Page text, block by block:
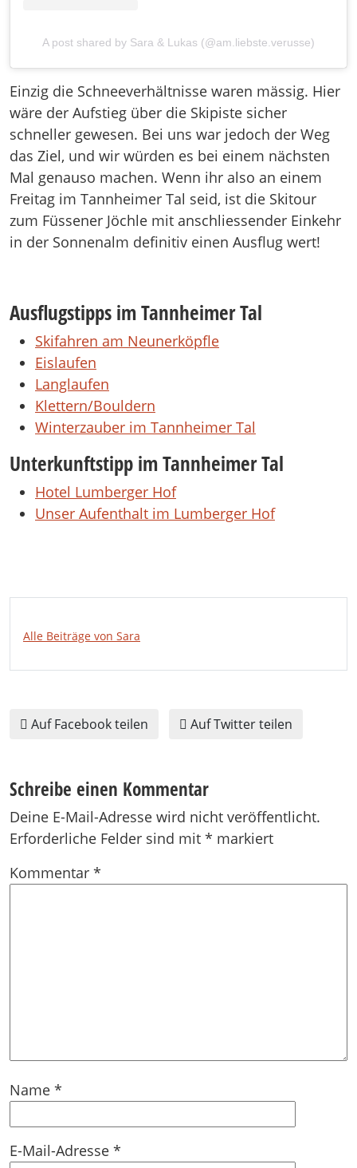
A post shared by Sara & Lukas (@am.liebste.verusse)
Einzig die Schneeverhältnisse waren mässig. Hier
wäre der Aufstieg über die Skipiste sicher
schneller gewesen. Bei uns war jedoch der Weg
das Ziel, und wir würden es bei einem nächsten
Mal genauso machen. Wenn ihr also an einem
Freitag im Tannheimer Tal seid, ist die Skitour
zum Füssener Jöchle mit anschliessender Einkehr
in der Sonnenalm definitiv einen Ausflug wert!
Ausflugstipps im Tannheimer Tal
Skifahren am Neunerköpfle
Eislaufen
Langlaufen
Klettern/Bouldern
Winterzauber im Tannheimer Tal
Unterkunftstipp im Tannheimer Tal
Hotel Lumberger Hof
Unser Aufenthalt im Lumberger Hof
Alle Beiträge von Sara
Auf Facebook teilen Auf Twitter teilen
Schreibe einen Kommentar
Deine E-Mail-Adresse wird nicht veröffentlicht.
Erforderliche Felder sind mit * markiert
Kommentar *
Name *
E-Mail-Adresse *